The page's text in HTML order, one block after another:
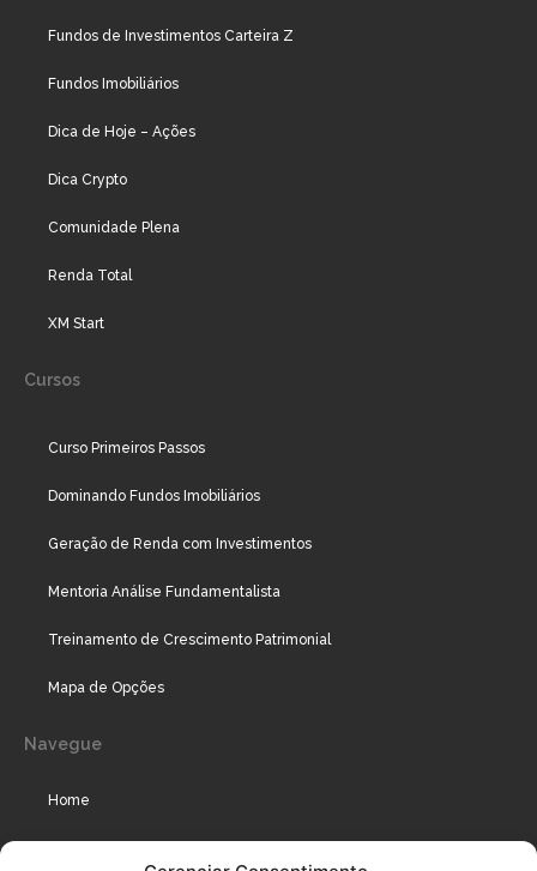
Fundos de Investimentos Carteira Z
Fundos Imobiliários
Dica de Hoje – Ações
Dica Crypto
Comunidade Plena
Renda Total
XM Start
Cursos
Curso Primeiros Passos
Dominando Fundos Imobiliários
Geração de Renda com Investimentos
Mentoria Análise Fundamentalista
Treinamento de Crescimento Patrimonial
Mapa de Opções
Navegue
Home